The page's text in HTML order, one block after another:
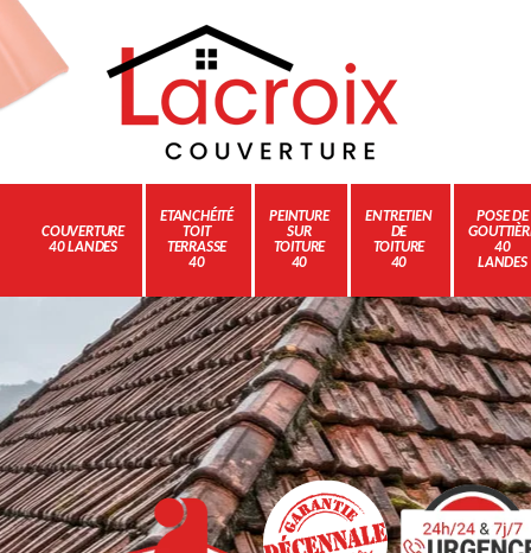
COUVERTURE
40 LANDES
ETANCHÉITÉ
TOIT
TERRASSE
40
PEINTURE
SUR
TOITURE
40
ENTRETIEN
DE
TOITURE
40
POSE DE
40
LANDES